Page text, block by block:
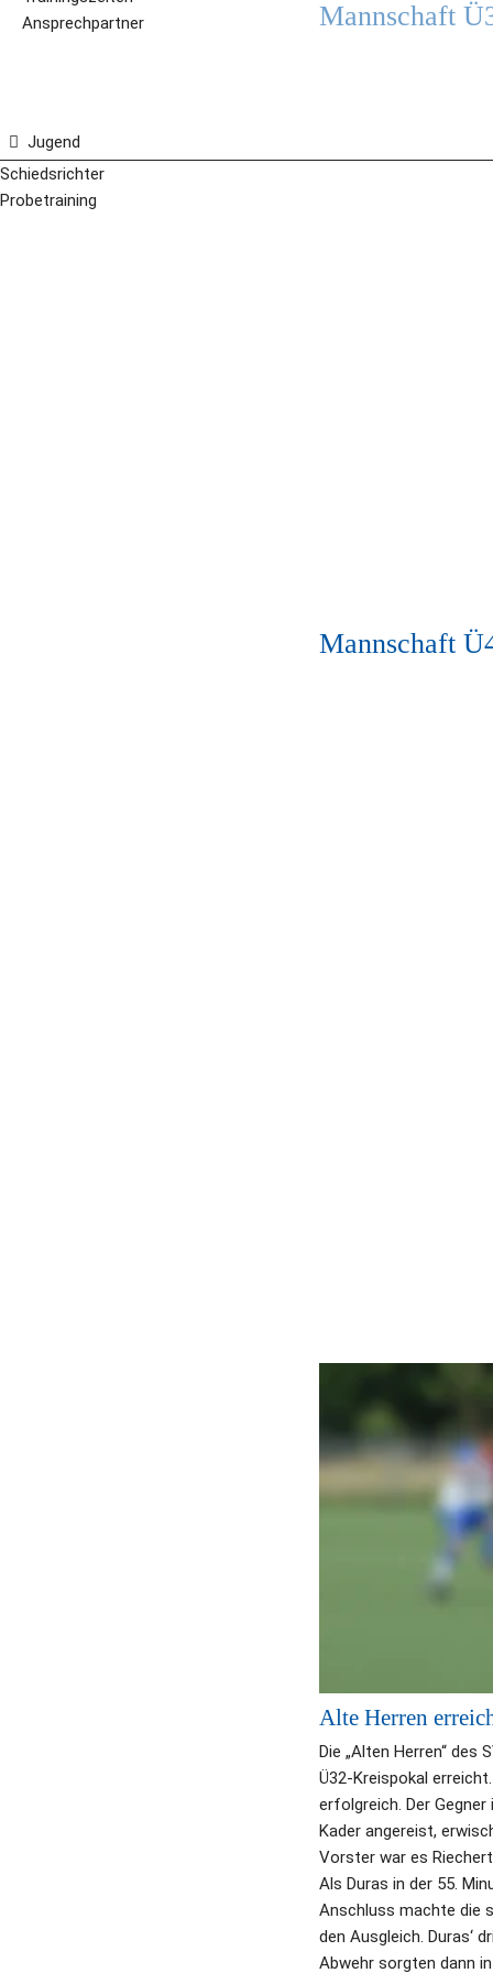
Ansprechpartner
Jugend
Schiedsrichter
Probetraining
Mannschaft
Mannschaft
Alte Herren
Die „Alten Herren“ des
Ü32-Kreispokal
erfolgreich. Der
Kader angereist,
Vorster war es
Als Duras in der 55.
Anschluss machte die
den Ausgleich. Duras‘
Abwehr sorgten dann